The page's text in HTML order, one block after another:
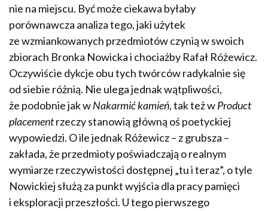
nie na miejscu. Być może ciekawa byłaby
porównawcza analiza tego, jaki użytek
ze wzmiankowanych przedmiotów czynią w swoich
zbiorach Bronka Nowicka i chociażby Rafał Różewicz.
Oczywiście dykcje obu tych twórców radykalnie się
od siebie różnią. Nie ulega jednak wątpliwości,
że podobnie jak wNakarmić kamień, tak też wProduct
placementrzeczy stanowią główną oś poetyckiej
wypowiedzi. O ile jednak Różewicz – z grubsza –
zakłada, że przedmioty poświadczają o realnym
wymiarze rzeczywistości dostępnej „tu i teraz”, o tyle
Nowickiej służą za punkt wyjścia dla pracy pamięci
i eksploracji przeszłości. U tego pierwszego